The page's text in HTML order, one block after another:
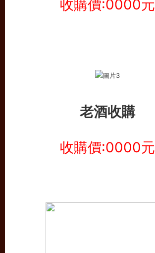
收購價:0000元
老酒收購
收購價:0000元